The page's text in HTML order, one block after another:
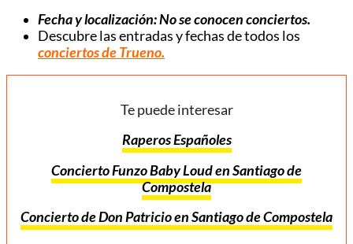
Fecha y localización: No se conocen conciertos.
Descubre las entradas y fechas de todos los
conciertos de Trueno.
Te puede interesar
Raperos Españoles
Concierto Funzo Baby Loud en Santiago de
Compostela
Concierto de Don Patricio en Santiago de Compostela